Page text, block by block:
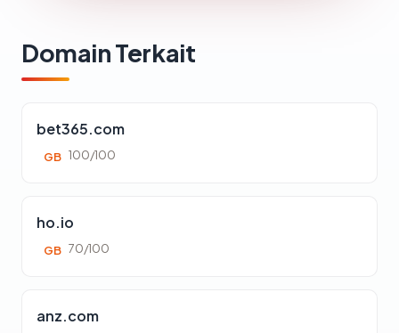
Domain Terkait
bet365.com
GB 100/100
ho.io
GB 70/100
anz.com